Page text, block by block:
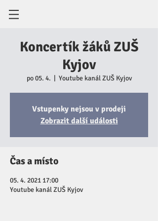
Koncertík žáků ZUŠ
Kyjov
po 05. 4. Youtube kanál ZUŠ Kyjov
Vstupenky nejsou v prodeji
Zobrazit další události
Čas a místo
05. 4. 2021 17:00
Youtube kanál ZUŠ Kyjov